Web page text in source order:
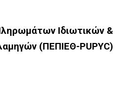
Ιδιωτικών &
(ΠΕΠΙΕΘ-PUPYC)